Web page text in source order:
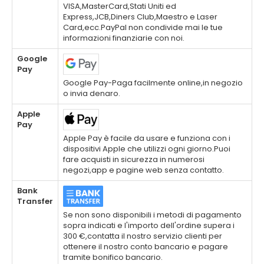
VISA,MasterCard,Stati Uniti ed
Express,JCB,Diners Club,Maestro e Laser
Card,ecc.PayPal non condivide mai le tue
informazioni finanziarie con noi.
Google
Pay
Google Pay-Paga facilmente online,in negozio
o invia denaro.
Apple
Pay
Apple Pay è facile da usare e funziona con i
dispositivi Apple che utilizzi ogni giorno.Puoi
fare acquisti in sicurezza in numerosi
negozi,app e pagine web senza contatto.
Bank
Transfer
Se non sono disponibili i metodi di pagamento
sopra indicati e l'importo dell'ordine supera i
300 €,contatta il nostro servizio clienti per
ottenere il nostro conto bancario e pagare
tramite bonifico bancario.